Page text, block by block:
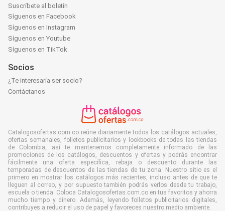
Suscríbete al boletín
Síguenos en Facebook
Síguenos en Instagram
Síguenos en Youtube
Síguenos en TikTok
Socios
¿Te interesaría ser socio?
Contáctanos
Catalogosofertas.com.co reúne diariamente todos los catálogos actuales,
ofertas semanales, folletos publicitarios y lookbooks de todas las tiendas
de Colombia, así te mantenemos completamente informado de las
promociones de los catálogos, descuentos y ofertas y podrás encontrar
fácilmente una oferta específica, rebaja o descuento durante las
temporadas de descuentos de las tiendas de tu zona. Nuestro sitio es el
primero en mostrar los catálogos más recientes, incluso antes de que te
lleguen al correo, y por supuesto también podrás verlos desde tu trabajo,
escuela o tienda. Coloca Catalogosofertas.com.co en tus favoritos y ahorra
mucho tiempo y dinero. Además, leyendo folletos publicitarios digitales,
contribuyes a reducir el uso de papel y favoreces nuestro medio ambiente.